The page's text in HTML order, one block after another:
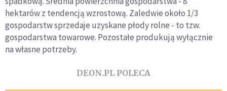
hektarów z tendencją wzrostową. Zaledwie około 1/3
gospodarstw sprzedaje uzyskane płody rolne - to tzw.
gospodarstwa towarowe. Pozostałe produkują wyłącznie
na własne potrzeby.
DEON.PL POLECA